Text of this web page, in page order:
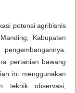
potensi agribisnis
Kabupaten
pertanian bawang
ini menggunakan
teknik observasi,